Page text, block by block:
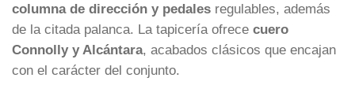
columna de dirección y pedales regulables, además
de la citada palanca. La tapicería ofrece cuero
Connolly y Alcántara, acabados clásicos que encajan
con el carácter del conjunto.